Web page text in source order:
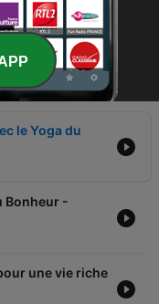
le Yoga du
Bonheur -
une vie riche